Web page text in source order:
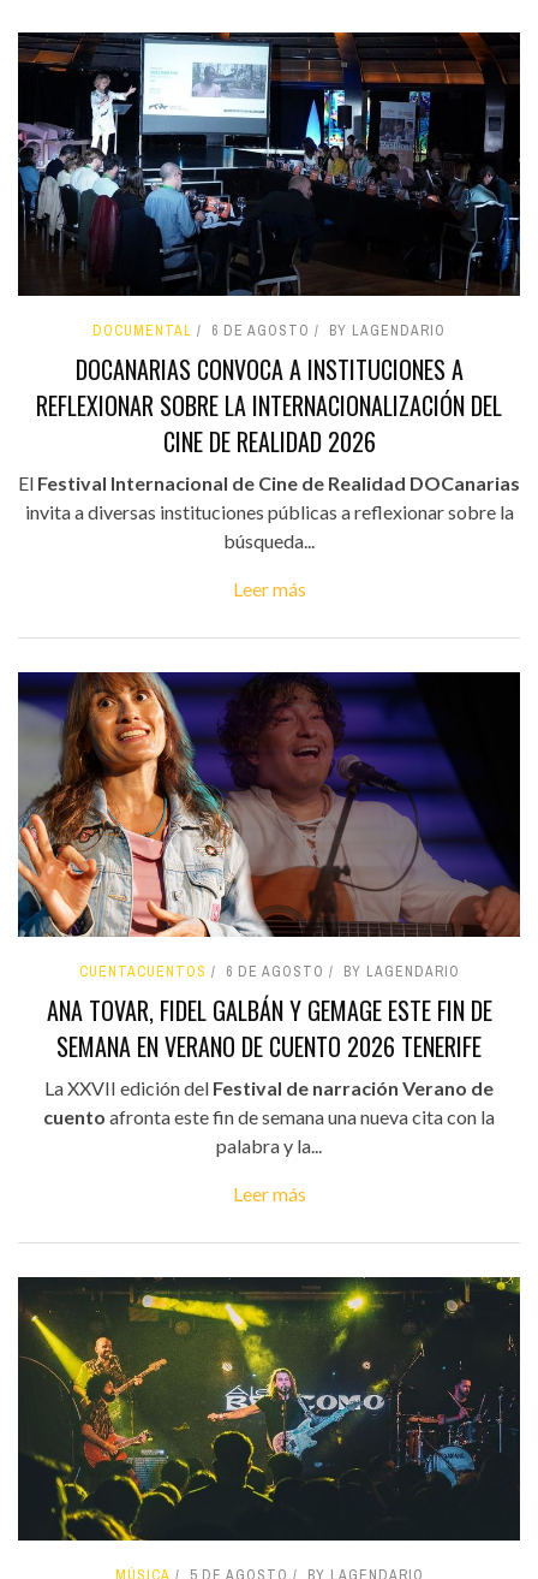
DOCUMENTAL 6 DE AGOSTO BY LAGENDARIO
DOCANARIAS CONVOCA A INSTITUCIONES A
REFLEXIONAR SOBRE LA INTERNACIONALIZACIÓN DEL
CINE DE REALIDAD 2026
El Festival Internacional de Cine de Realidad DOCanarias
invita a diversas instituciones públicas a reflexionar sobre la
búsqueda...
Leer más
CUENTACUENTOS 6 DE AGOSTO BY LAGENDARIO
ANA TOVAR, FIDEL GALBÁN Y GEMAGE ESTE FIN DE
SEMANA EN VERANO DE CUENTO 2026 TENERIFE
La XXVII edición del Festival de narración Verano de
cuento afronta este fin de semana una nueva cita con la
palabra y la...
Leer más